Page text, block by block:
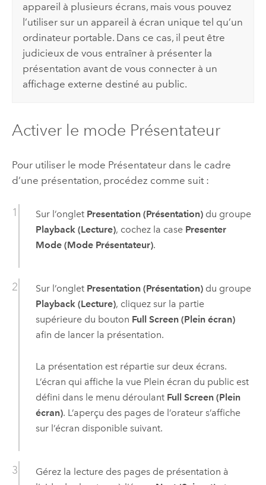
appareil à plusieurs écrans, mais vous pouvez
l’utiliser sur un appareil à écran unique tel qu’un
ordinateur portable. Dans ce cas, il peut être
judicieux de vous entraîner à présenter la
présentation avant de vous connecter à un
affichage externe destiné au public.
Activer le mode Présentateur
Pour utiliser le mode Présentateur dans le cadre
d’une présentation, procédez comme suit :
Sur l’onglet Presentation (Présentation)du groupe
Playback (Lecture), cochez la case Presenter
Mode (Mode Présentateur).
Sur l’onglet Presentation (Présentation)du groupe
Playback (Lecture), cliquez sur la partie
supérieure du bouton Full Screen (Plein écran)
afin de lancer la présentation.
La présentation est répartie sur deux écrans.
L’écran qui affiche la vue Plein écran du public est
défini dans le menu déroulant Full Screen (Plein
écran). L’aperçu des pages de l’orateur s’affiche
sur l’écran disponible suivant.
Gérez la lecture des pages de présentation à